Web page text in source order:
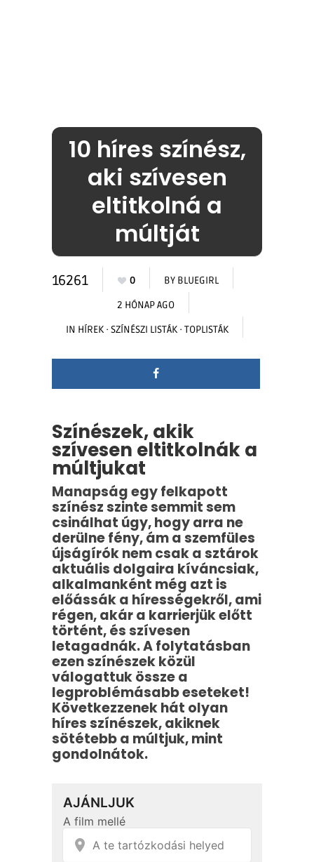
10 híres színész,
aki szívesen
eltitkolná a
múltját
16261 0 BY BLUEGIRL
2 HÓNAP AGO
IN HÍREK · SZÍNÉSZI LISTÁK · TOPLISTÁK
Színészek, akik
szívesen eltitkolnák a
múltjukat
Manapság egy felkapott
színész szinte semmit sem
csinálhat úgy, hogy arra ne
derülne fény, ám a szemfüles
újságírók nem csak a sztárok
aktuális dolgaira kíváncsiak,
alkalmanként még azt is
előássák a hírességekről, ami
régen, akár a karrierjük előtt
történt, és szívesen
letagadnák. A folytatásban
ezen színészek közül
válogattuk össze a
legproblémásabb eseteket!
Következzenek hát olyan
híres színészek, akiknek
sötétebb a múltjuk, mint
gondolnátok.